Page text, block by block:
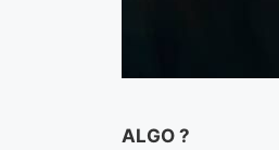
ALGO ?